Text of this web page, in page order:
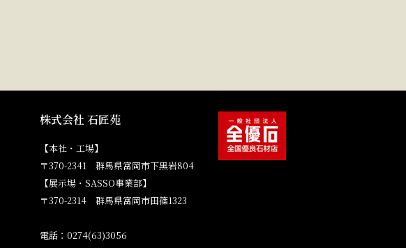
株式会社 石匠苑
【本社・工場】
〒370-2341 群馬県富岡市下黒岩804
【展示場・SASSO事業部】
〒370-2314 群馬県富岡市田篠1323
電話：0274(63)3056